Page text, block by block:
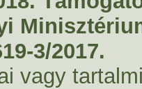
3/2017.
vagy